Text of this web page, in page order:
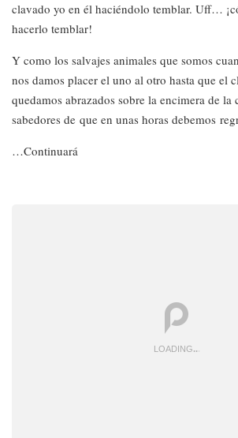
clavado yo en él haciéndolo temblar. Uff…
hacerlo temblar!
Y como los salvajes animales que somos
nos damos placer el uno al otro hasta que el
quedamos abrazados sobre la encimera de la
sabedores de que en unas horas debemos
…Continuará
LOADING..